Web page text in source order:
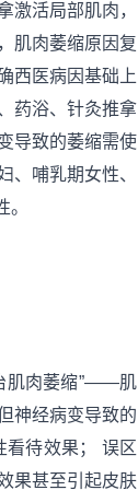
激活局部肌肉，
肌肉萎缩原因复
西医病因基础上
药浴、针灸推拿
导致的萎缩需使
、哺乳期女性、
肌肉萎缩”——肌
神经病变导致的
看待效果； 误区
果甚至引起皮肤